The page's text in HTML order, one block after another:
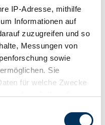
IP-Adresse, mithilfe
Informationen auf
zuzugreifen und so
Messungen von
sowie
Sie
für welche Zwecke
jederzeit über die